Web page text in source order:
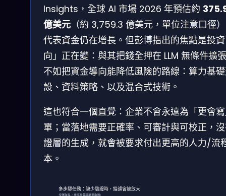
Insights，全球 AI 市場 2026 年預估約
億美元 （約 3,759.3 億美元，單位注意口徑
代表資金仍在增長。但彭博指出的焦點是投
向」正在變：與其把錢全押在 LLM 無條件擴
不如把資金導向能降低風險的路線：算力基
設、資料策略、以及混合式技術。
這也符合一個直覺：企業不會永遠為「更會
單；當落地需要正確率、可審計與可校正，
證層的生成，就會被要求付出更高的人力/流
本。
多步驟任務：缺少驗證時，錯誤會被放大
步驟越長，機率性錯誤累積越快